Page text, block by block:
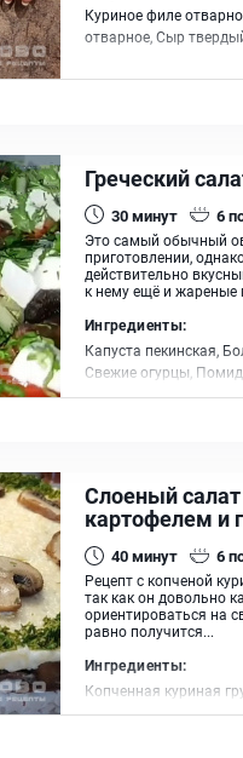
Куриное филе
отварное, Сыр
Греческий
30минут 6
Это самый обычный
приготовлении,
действительно
к нему ещё и
Ингредиенты:
Капуста пекинская,
Свежие огурцы,
Слоеный
картофелем и
40минут 6
Рецепт с копченой
так как он довольно
ориентироваться на
равно получится...
Ингредиенты:
Копченная куриная
маринованные, Сыр,